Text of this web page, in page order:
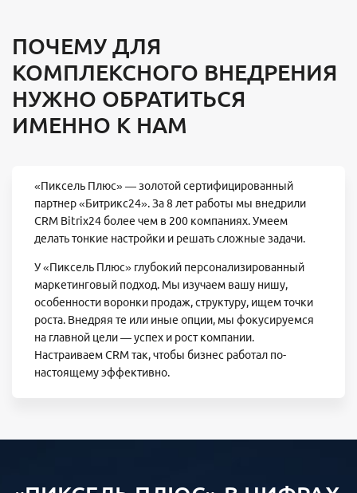
ПОЧЕМУ ДЛЯ
КОМПЛЕКСНОГО ВНЕДРЕНИЯ
НУЖНО ОБРАТИТЬСЯ
ИМЕННО К НАМ
«Пиксель Плюс» — золотой сертифицированный
партнер «Битрикс24». За 8 лет работы мы внедрили
CRM Bitrix24 более чем в 200 компаниях. Умеем
делать тонкие настройки и решать сложные задачи.
У «Пиксель Плюс» глубокий персонализированный
маркетинговый подход. Мы изучаем вашу нишу,
особенности воронки продаж, структуру, ищем точки
роста. Внедряя те или иные опции, мы фокусируемся
на главной цели — успех и рост компании.
Настраиваем CRM так, чтобы бизнес работал по-
настоящему эффективно.